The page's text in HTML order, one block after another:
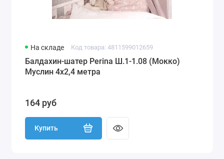
На складе Код товара: 4811599012659
Балдахин-шатер Perina Ш.1-1.08 (Мокко)
Муслин 4х2,4 метра
164 руб
Купить